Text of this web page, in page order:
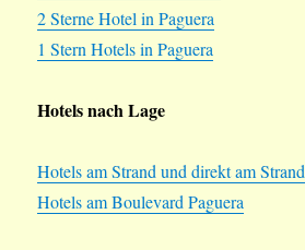
2 Sterne Hotel in Paguera
1 Stern Hotels in Paguera
Hotels nach Lage
Hotels am Strand und direkt am Strand
Hotels am Boulevard Paguera